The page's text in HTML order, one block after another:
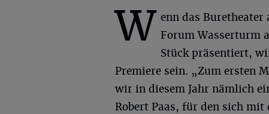
W enn das Buretheater
Forum Wasserturm
Stück präsentiert,
Premiere sein. „Zum ersten
wir in diesem Jahr nämlich
Robert Paas, für den sich mit